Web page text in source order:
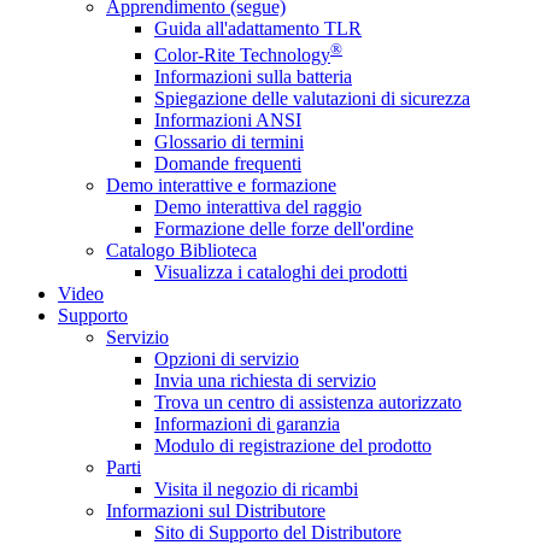
Apprendimento (segue)
Guida all'adattamento TLR
Color-Rite Technology®
Informazioni sulla batteria
Spiegazione delle valutazioni di sicurezza
Informazioni ANSI
Glossario di termini
Domande frequenti
Demo interattive e formazione
Demo interattiva del raggio
Formazione delle forze dell'ordine
Catalogo Biblioteca
Visualizza i cataloghi dei prodotti
Video
Supporto
Servizio
Opzioni di servizio
Invia una richiesta di servizio
Trova un centro di assistenza autorizzato
Informazioni di garanzia
Modulo di registrazione del prodotto
Parti
Visita il negozio di ricambi
Informazioni sul Distributore
Sito di Supporto del Distributore